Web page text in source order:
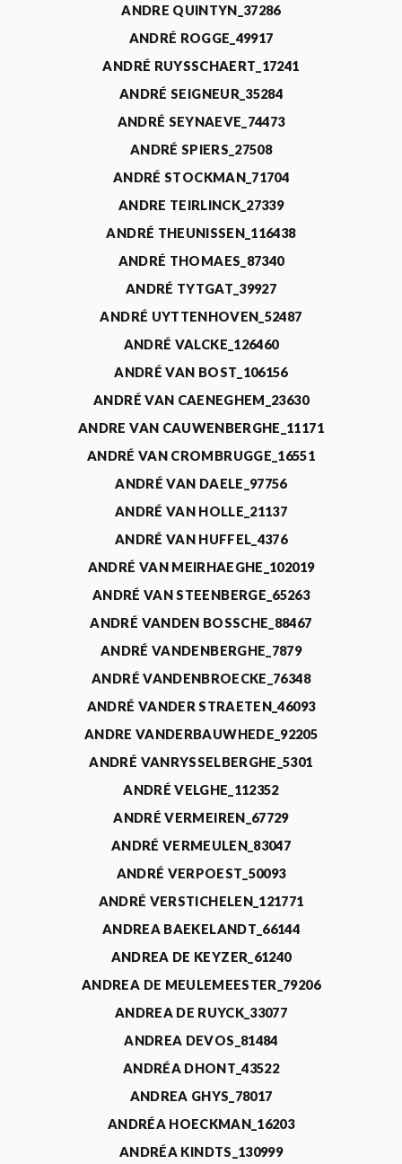
ANDRE QUINTYN_37286
ANDRÉ ROGGE_49917
ANDRÉ RUYSSCHAERT_17241
ANDRÉ SEIGNEUR_35284
ANDRÉ SEYNAEVE_74473
ANDRÉ SPIERS_27508
ANDRÉ STOCKMAN_71704
ANDRE TEIRLINCK_27339
ANDRÉ THEUNISSEN_116438
ANDRÉ THOMAES_87340
ANDRÉ TYTGAT_39927
ANDRÉ UYTTENHOVEN_52487
ANDRÉ VALCKE_126460
ANDRÉ VAN BOST_106156
ANDRÉ VAN CAENEGHEM_23630
ANDRE VAN CAUWENBERGHE_11171
ANDRÉ VAN CROMBRUGGE_16551
ANDRÉ VAN DAELE_97756
ANDRÉ VAN HOLLE_21137
ANDRÉ VAN HUFFEL_4376
ANDRÉ VAN MEIRHAEGHE_102019
ANDRÉ VAN STEENBERGE_65263
ANDRÉ VANDEN BOSSCHE_88467
ANDRÉ VANDENBERGHE_7879
ANDRÉ VANDENBROECKE_76348
ANDRÉ VANDER STRAETEN_46093
ANDRE VANDERBAUWHEDE_92205
ANDRÉ VANRYSSELBERGHE_5301
ANDRÉ VELGHE_112352
ANDRÉ VERMEIREN_67729
ANDRÉ VERMEULEN_83047
ANDRÉ VERPOEST_50093
ANDRÉ VERSTICHELEN_121771
ANDREA BAEKELANDT_66144
ANDREA DE KEYZER_61240
ANDREA DE MEULEMEESTER_79206
ANDREA DE RUYCK_33077
ANDREA DEVOS_81484
ANDRÉA DHONT_43522
ANDREA GHYS_78017
ANDRÉA HOECKMAN_16203
ANDRÉA KINDTS_130999